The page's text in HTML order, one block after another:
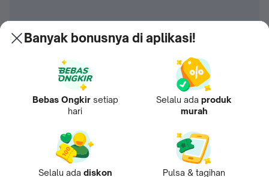
Banyak bonusnya di aplikasi!
Bebas Ongkir setiap
hari
Selalu ada produk
murah
Selalu ada diskon Pulsa & tagihan